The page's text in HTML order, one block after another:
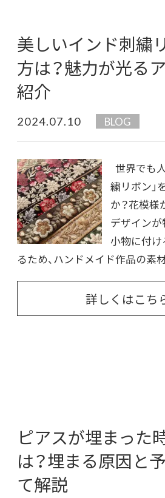
美しいインド刺繍
方は？魅力が光る
紹介
2024.07.10 BLOG
世界でも
繍リボン」
か？花模様
デザインが
小物に付
るため、ハンドメイド作品の素
詳しくはこち
ピアスが埋まった
は？埋まる原因と
て解説